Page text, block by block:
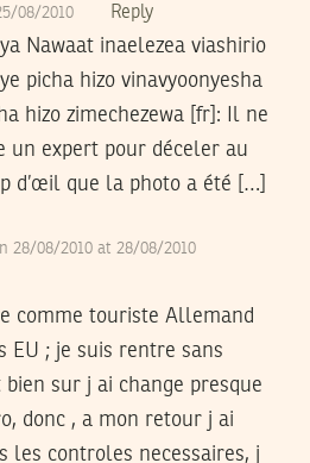
08/2010 Reply
Nawaat inaelezea viashirio
picha hizo vinavyoonyesha
hizo zimechezewa [fr]: Il ne
un expert pour déceler au
d’œil que la photo a été […]
28/08/2010 at 28/08/2010
comme touriste Allemand
EU ; je suis rentre sans
sur j ai change presque
donc , a mon retour j ai
les controles necessaires, j